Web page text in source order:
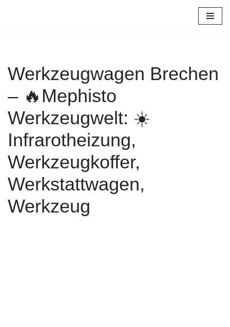
Werkzeugwagen Brechen
– 🔥Mephisto
Werkzeugwelt: ☀️
Infrarotheizung,
Werkzeugkoffer,
Werkstattwagen,
Werkzeug